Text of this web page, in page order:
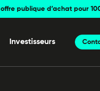
publique d’achat pour
Investisseurs